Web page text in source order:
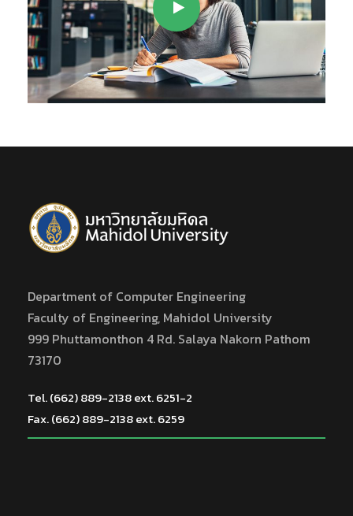
Department of Computer Engineering
Faculty of Engineering, Mahidol University
999 Phuttamonthon 4 Rd. Salaya Nakorn Pathom
73170
Tel. (662) 889-2138 ext. 6251-2
Fax. (662) 889-2138 ext. 6259